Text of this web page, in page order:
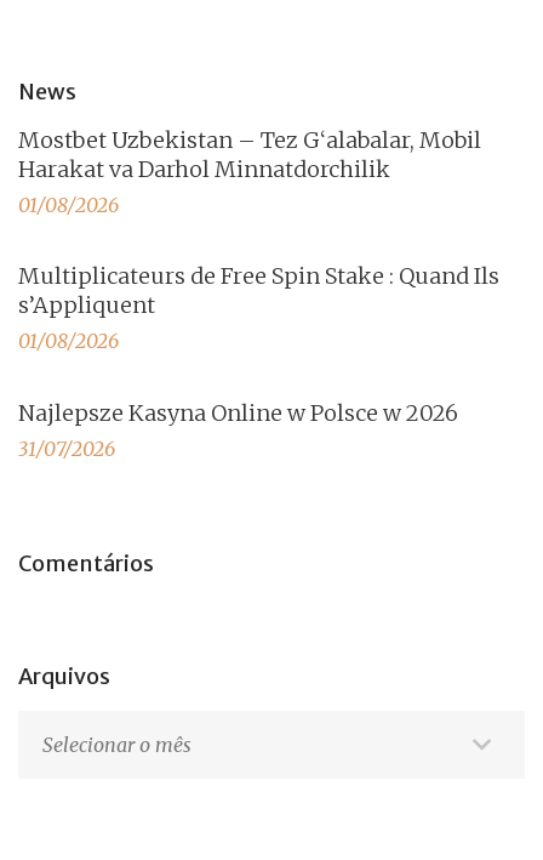
News
Mostbet Uzbekistan – Tez G‘alabalar, Mobil
Harakat va Darhol Minnatdorchilik
01/08/2026
Multiplicateurs de Free Spin Stake : Quand Ils
s’Appliquent
01/08/2026
Najlepsze Kasyna Online w Polsce w 2026
31/07/2026
Comentários
Arquivos